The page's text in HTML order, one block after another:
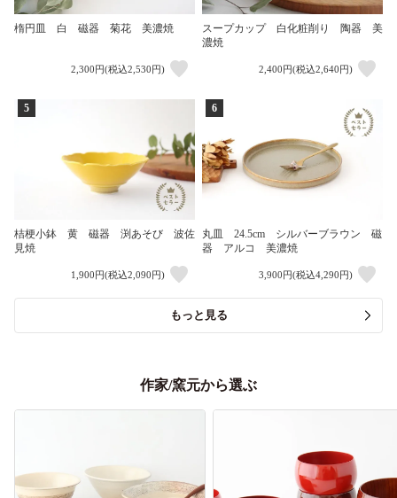
楕円皿 白 磁器 菊花 美濃焼
2,300円(税込2,530円)
スープカップ 白化粧削り 陶器 美
濃焼
2,400円(税込2,640円)
5
桔梗小鉢 黄 磁器 渕あそび 波佐
見焼
1,900円(税込2,090円)
6
丸皿 24.5cm シルバーブラウン 磁
器 アルコ 美濃焼
3,900円(税込4,290円)
もっと見る
作家/窯元から選ぶ